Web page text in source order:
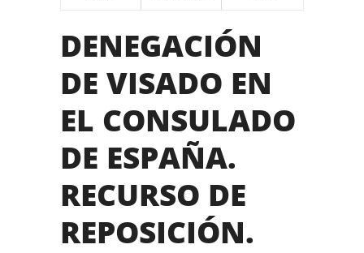
DENEGACIÓN
DE VISADO EN
EL CONSULADO
DE ESPAÑA.
RECURSO DE
REPOSICIÓN.